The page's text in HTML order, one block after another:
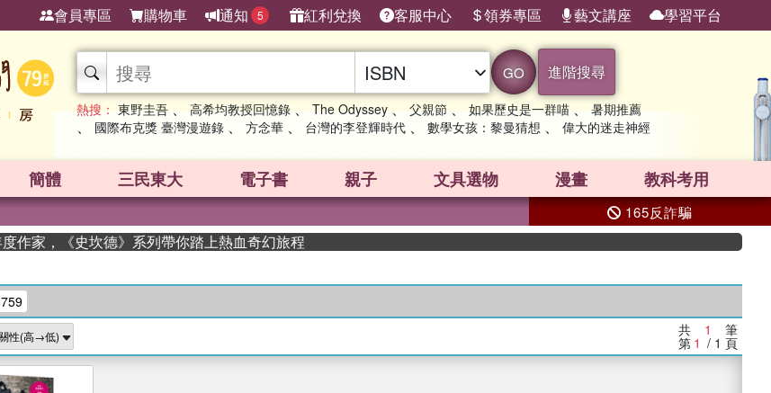
會員專區 購物車 通知 5 紅利兌換 客服中心 領券專區 藝文講座 學習平台
GO 進階搜尋
熱搜： 東野圭吾 、 高希均教授回憶錄 、 The Odyssey 、 父親節 、 如果歷史是一群喵 、 暑期推薦
、 國際布克獎 臺灣漫遊錄 、 方念華 、 台灣的李登輝時代 、 數學女孩：黎曼猜想 、 偉大的迷走神經
簡體 三民東大 電子書 親子 文具選物 漫畫 教科考用
165反詐騙
家，《史坎德》系列帶你踏上熱血奇幻旅程
共 1 筆
第 1 / 1 頁